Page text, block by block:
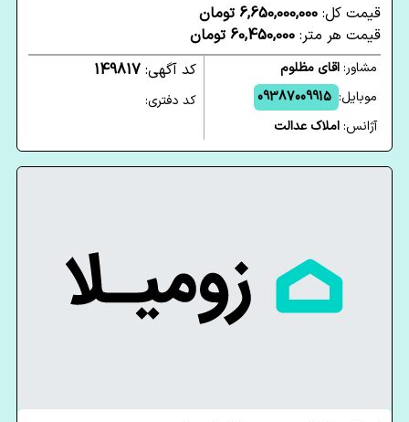
قیمت کل: 6,650,000,000 تومان
قیمت هر متر: 60,450,000 تومان
مشاور:اقای مظلوم
موبایل: 09387009915
آژانس:املاک عدالت
کد آگهی: 149817
کد دفتری: